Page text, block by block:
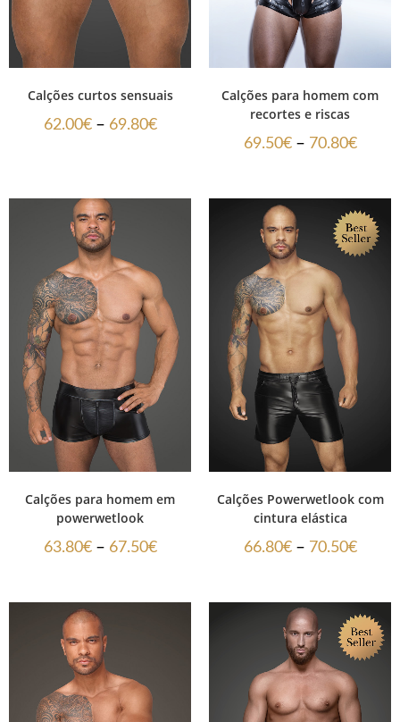
Calções curtos sensuais
62.00€ – 69.80€
Calções para homem com
recortes e riscas
69.50€ – 70.80€
Calções para homem em
powerwetlook
63.80€ – 67.50€
Calções Powerwetlook com
cintura elástica
66.80€ – 70.50€